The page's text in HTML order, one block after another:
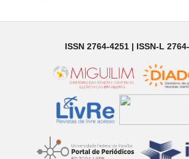
ISSN 2764-4251 | ISSN-L